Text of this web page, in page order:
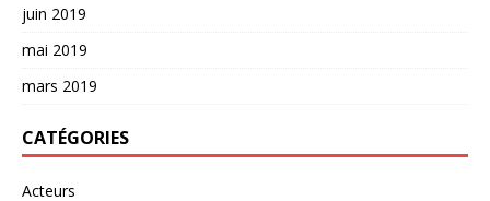
juin 2019
mai 2019
mars 2019
CATÉGORIES
Acteurs